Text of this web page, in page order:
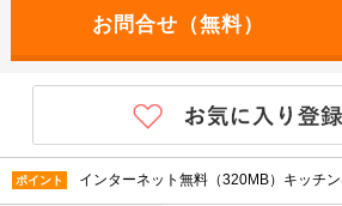
ポイント インターネット無料（320MB）キッチ